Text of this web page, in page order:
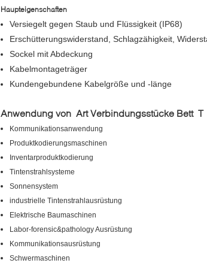
Haupteigenschaften
Versiegelt gegen Staub und Flüssigkeit (IP68)
Erschütterungswiderstand, Schlagzähigkeit,
Sockel mit Abdeckung
Kabelmontageträger
Kundengebundene Kabelgröße und -länge
Anwendung von Art Verbindungsstücke Bett T
Kommunikationsanwendung
Produktkodierungsmaschinen
Inventarproduktkodierung
Tintenstrahlsysteme
Sonnensystem
industrielle Tintenstrahlausrüstung
Elektrische Baumaschinen
Labor-forensic&pathology Ausrüstung
Kommunikationsausrüstung
Schwermaschinen